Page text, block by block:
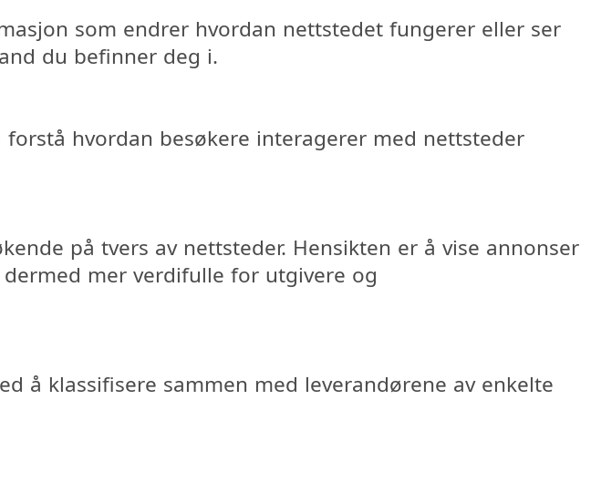
som endrer hvordan nettstedet fungerer eller ser
du befinner deg i.
hvordan besøkere interagerer med nettsteder
på tvers av nettsteder. Hensikten er å vise annonser
mer verdifulle for utgivere og
å klassifisere sammen med leverandørene av enkelte